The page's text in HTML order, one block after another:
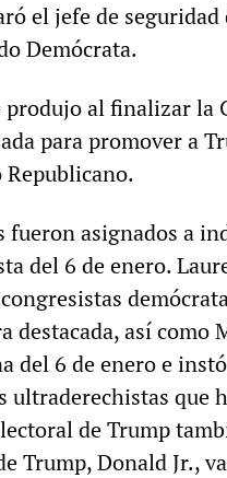
el jefe de
Demócrata.
al finalizar la
para promover a
fueron asignados a
del 6 de enero.
destacada, así como
del 6 de enero e
ultraderechistas que
de Trump
Trump, Donald Jr.,